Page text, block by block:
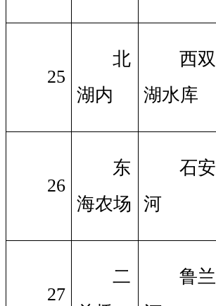
25
北
湖内
西双
湖水库
26
东
海农场
石安
河
27
二
鲁兰